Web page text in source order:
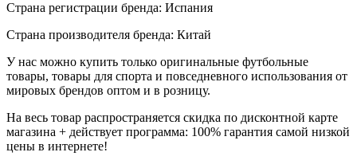
Страна регистрации бренда: Испания
Страна производителя бренда: Китай
У нас можно купить только оригинальные футбольные
товары, товары для спорта и повседневного использования от
мировых брендов оптом и в розницу.
На весь товар распространяется скидка по дисконтной карте
магазина + действует программа: 100% гарантия самой низкой
цены в интернете!